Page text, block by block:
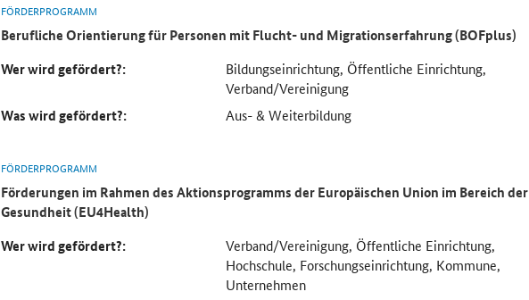
FÖRDERPROGRAMM
Berufliche Orientierung für Personen mit Flucht- und Migrationserfahrung (BOFplus)
Wer wird gefördert?:
Bildungseinrichtung, Öffentliche Einrichtung,
Verband/Vereinigung
Was wird gefördert?: Aus- & Weiterbildung
FÖRDERPROGRAMM
Förderungen im Rahmen des Aktionsprogramms der Europäischen Union im Bereich der
Gesundheit (EU4Health)
Wer wird gefördert?:
Verband/Vereinigung, Öffentliche Einrichtung,
Hochschule, Forschungseinrichtung, Kommune,
Unternehmen